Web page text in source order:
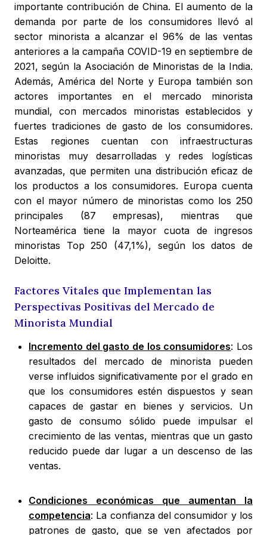
importante contribución de China. El aumento de la
demanda por parte de los consumidores llevó al
sector minorista a alcanzar el 96% de las ventas
anteriores a la campaña COVID-19 en septiembre de
2021, según la Asociación de Minoristas de la India.
Además, América del Norte y Europa también son
actores importantes en el mercado minorista
mundial, con mercados minoristas establecidos y
fuertes tradiciones de gasto de los consumidores.
Estas regiones cuentan con infraestructuras
minoristas muy desarrolladas y redes logísticas
avanzadas, que permiten una distribución eficaz de
los productos a los consumidores. Europa cuenta
con el mayor número de minoristas como los 250
principales (87 empresas), mientras que
Norteamérica tiene la mayor cuota de ingresos
minoristas Top 250 (47,1%), según los datos de
Deloitte.
Factores Vitales que Implementan las
Perspectivas Positivas del Mercado de
Minorista Mundial
Incremento del gasto de los consumidores: Los
resultados del mercado de minorista pueden
verse influidos significativamente por el grado en
que los consumidores estén dispuestos y sean
capaces de gastar en bienes y servicios. Un
gasto de consumo sólido puede impulsar el
crecimiento de las ventas, mientras que un gasto
reducido puede dar lugar a un descenso de las
ventas.
Condiciones económicas que aumentan la
competencia: La confianza del consumidor y los
patrones de gasto, que se ven afectados por